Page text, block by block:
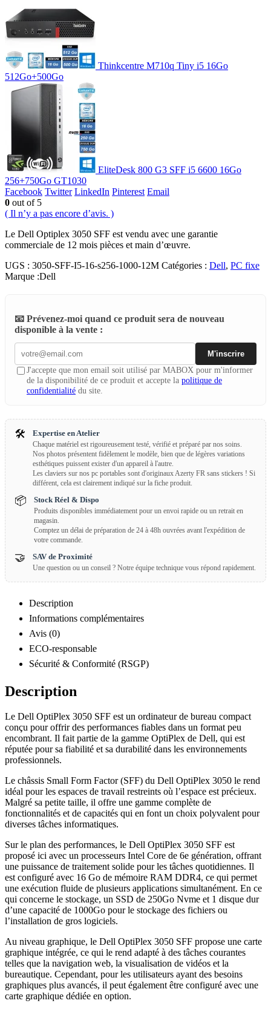
Thinkcentre M710q Tiny i5 16Go
512Go+500Go
EliteDesk 800 G3 SFF i5 6600 16Go
256+750Go GT1030
Facebook Twitter LinkedIn Pinterest Email
0 out of 5
( Il n’y a pas encore d’avis. )
Le Dell Optiplex 3050 SFF est vendu avec une garantie
commerciale de 12 mois pièces et main d’œuvre.
UGS : 3050-SFF-I5-16-s256-1000-12M Catégories : Dell, PC fixe
Marque :Dell
📧 Prévenez-moi quand ce produit sera de nouveau
disponible à la vente :
M'inscrire
J'accepte que mon email soit utilisé par MABOX pour m'informer
de la disponibilité de ce produit et accepte la politique de
confidentialité du site.
🛠️ Expertise en Atelier
Chaque matériel est rigoureusement testé, vérifié et préparé par nos soins.
Nos photos présentent fidèlement le modèle, bien que de légères variations
esthétiques puissent exister d'un appareil à l'autre.
Les claviers sur nos pc portables sont d'originaux Azerty FR sans stickers ! Si
différent, cela est clairement indiqué sur la fiche produit.
📦 Stock Réel & Dispo
Produits disponibles immédiatement pour un envoi rapide ou un retrait en
magasin.
Comptez un délai de préparation de 24 à 48h ouvrées avant l'expédition de
votre commande.
🤝 SAV de Proximité
Une question ou un conseil ? Notre équipe technique vous répond rapidement.
Description
Informations complémentaires
Avis (0)
ECO-responsable
Sécurité & Conformité (RSGP)
Description
Le Dell OptiPlex 3050 SFF est un ordinateur de bureau compact
conçu pour offrir des performances fiables dans un format peu
encombrant. Il fait partie de la gamme OptiPlex de Dell, qui est
réputée pour sa fiabilité et sa durabilité dans les environnements
professionnels.
Le châssis Small Form Factor (SFF) du Dell OptiPlex 3050 le rend
idéal pour les espaces de travail restreints où l’espace est précieux.
Malgré sa petite taille, il offre une gamme complète de
fonctionnalités et de capacités qui en font un choix polyvalent pour
diverses tâches informatiques.
Sur le plan des performances, le Dell OptiPlex 3050 SFF est
proposé ici avec un processeurs Intel Core de 6e génération, offrant
une puissance de traitement solide pour les tâches quotidiennes. Il
est configuré avec 16 Go de mémoire RAM DDR4, ce qui permet
une exécution fluide de plusieurs applications simultanément. En ce
qui concerne le stockage, un SSD de 250Go Nvme et 1 disque dur
d’une capacité de 1000Go pour le stockage des fichiers ou
l’installation de gros logiciels.
Au niveau graphique, le Dell OptiPlex 3050 SFF propose une carte
graphique intégrée, ce qui le rend adapté à des tâches courantes
telles que la navigation web, la visualisation de vidéos et la
bureautique. Cependant, pour les utilisateurs ayant des besoins
graphiques plus avancés, il peut également être configuré avec une
carte graphique dédiée en option.